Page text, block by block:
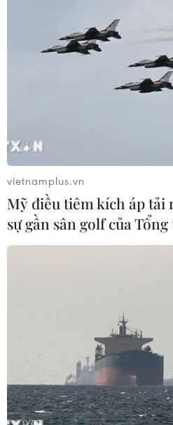
vietnamplus.vn
Mỹ điều tiêm kích áp tải
sự gần sân golf của